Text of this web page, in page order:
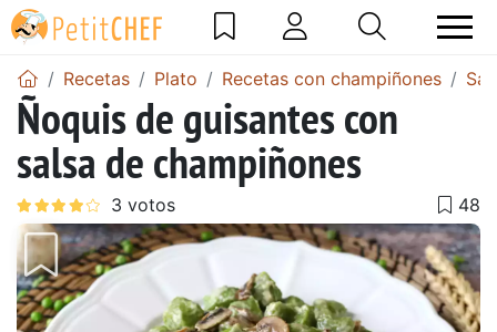
Recetas Plato Recetas con champiñones
Ñoquis de guisantes con
salsa de champiñones